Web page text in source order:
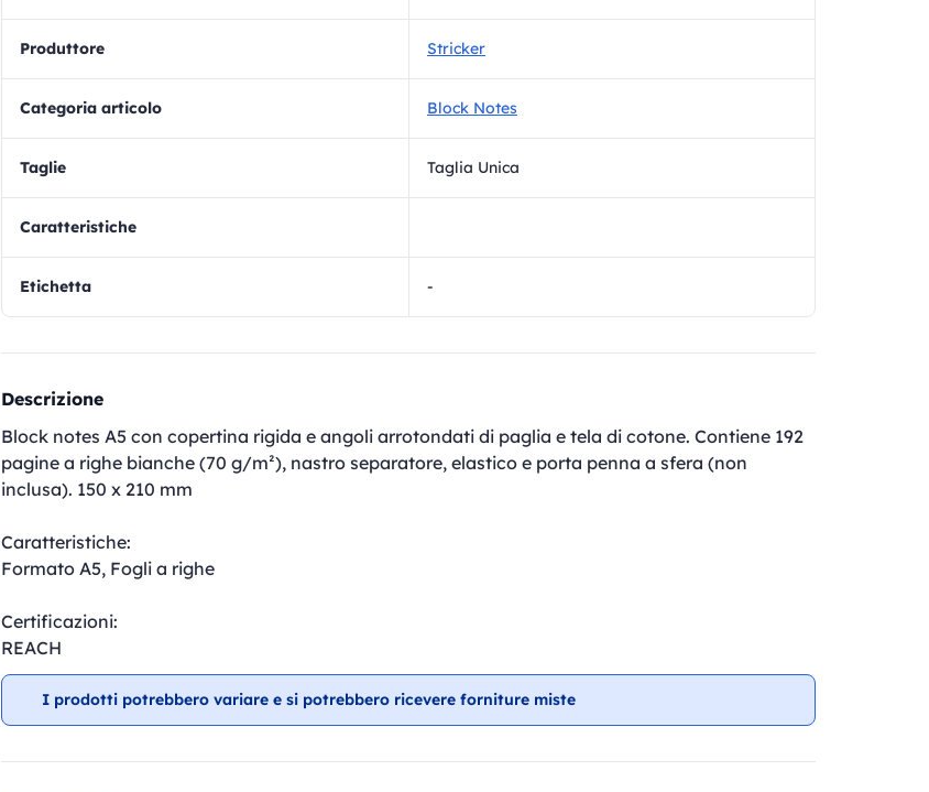
Produttore Stricker
Categoria articolo Block Notes
Taglie Taglia Unica
Caratteristiche
Etichetta -
Descrizione
Block notes A5 con copertina rigida e angoli arrotondati di paglia e tela di cotone. Contiene 192
pagine a righe bianche (70 g/m²), nastro separatore, elastico e porta penna a sfera (non
inclusa). 150 x 210 mm
Caratteristiche:
Formato A5, Fogli a righe
Certificazioni:
REACH
I prodotti potrebbero variare e si potrebbero ricevere forniture miste